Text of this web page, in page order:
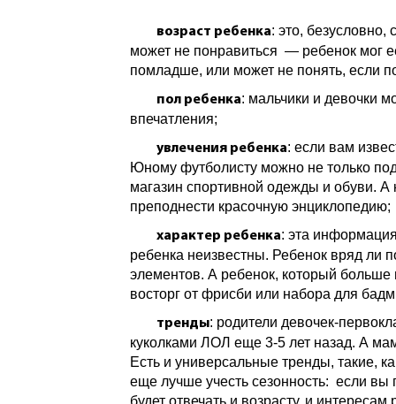
возраст ребенка: это,
может не понравиться — ребенок мог
помладше, или может не понять, если
пол ребенка: мальчики и девочки
впечатления;
увлечения ребенка: если вам
Юному футболисту можно не только
магазин спортивной одежды и обуви. А
преподнести красочную энциклопедию;
характер ребенка: эта
ребенка неизвестны. Ребенок вряд ли
элементов. А ребенок, который больше
восторг от фрисби или набора для
тренды: родители девочек-
куколками ЛОЛ еще 3-5 лет назад. А
Есть и универсальные тренды, такие,
еще лучше учесть сезонность: если вы
будет отвечать и возрасту, и